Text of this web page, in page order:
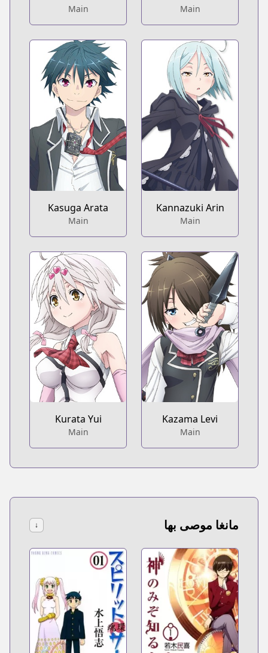
Main
Main
Kannazuki Arin
Main
Kasuga Arata
Main
Kazama Levi
Main
Kurata Yui
Main
مانغا موصى بها ↓